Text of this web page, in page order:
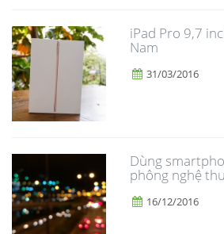
iPad Pro 9,7
Nam
31/03/2016
Dùng
phông nghệ
16/12/2016